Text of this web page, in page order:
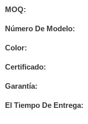
MOQ:
Número De Modelo:
Color:
Certificado:
Garantía:
El Tiempo De Entrega: